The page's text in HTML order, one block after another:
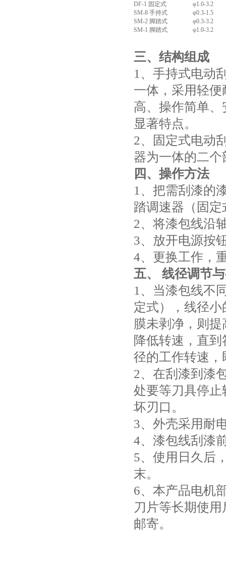
DF-1 固定式
φ1.0-3.2
SM-8 手持式
φ0.3-1.5
SM-2 脚踏式
φ0.3-3.2
SM-1 脚踏式
φ1.0-3.2
三、 结构组成
1、手持式电动
一体，采用轻
高、操作简单
显著特点。
2、固定式电动
器为一体的二个
四、 操作方法
1、把需刮漆的
踏调速器（固
2、将漆包线沿
3、放开电源按
4、更换工作，
五、 线径调节
1、当漆包线不
定式），线径
膜未剥净，则
降低转速，直
径的工作转速
2、在刮漆到漆
处要等刀具停
坏刃口。
3、外壳采用耐
4、漆包线刮漆
5、使用日久后
末。
6、本产品电机
刀片等长期使
邮寄。